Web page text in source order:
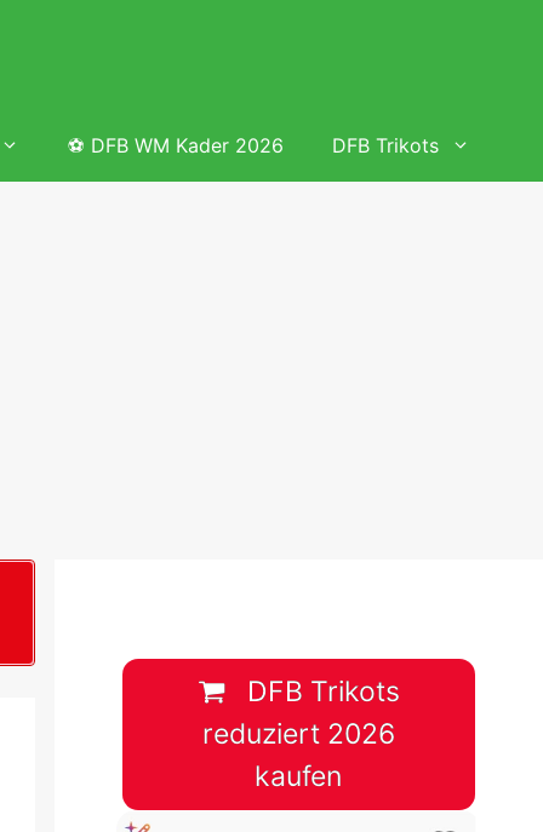
&
&
⚽ DFB WM Kader 2026 DFB Trikots
DFB Trikots
reduziert 2026
kaufen